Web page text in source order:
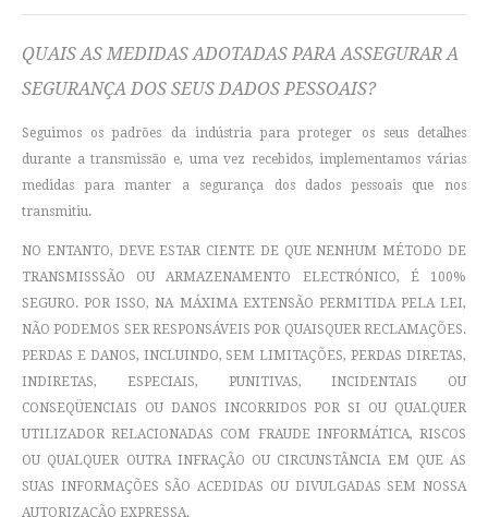
QUAIS AS MEDIDAS ADOTADAS PARA ASSEGURAR A
SEGURANÇA DOS SEUS DADOS PESSOAIS?
Seguimos os padrões da indústria para proteger os seus detalhes
durante a transmissão e, uma vez recebidos, implementamos várias
medidas para manter a segurança dos dados pessoais que nos
transmitiu.
NO ENTANTO, DEVE ESTAR CIENTE DE QUE NENHUM MÉTODO DE
TRANSMISSSÃO OU ARMAZENAMENTO ELECTRÓNICO, É 100%
SEGURO. POR ISSO, NA MÁXIMA EXTENSÃO PERMITIDA PELA LEI,
NÃO PODEMOS SER RESPONSÁVEIS POR QUAISQUER RECLAMAÇÕES.
PERDAS E DANOS, INCLUINDO, SEM LIMITAÇÕES, PERDAS DIRETAS,
INDIRETAS, ESPECIAIS, PUNITIVAS, INCIDENTAIS OU
CONSEQÜENCIAIS OU DANOS INCORRIDOS POR SI OU QUALQUER
UTILIZADOR RELACIONADAS COM FRAUDE INFORMÁTICA, RISCOS
OU QUALQUER OUTRA INFRAÇÃO OU CIRCUNSTÂNCIA EM QUE AS
SUAS INFORMAÇÕES SÃO ACEDIDAS OU DIVULGADAS SEM NOSSA
AUTORIZAÇÃO EXPRESSA.